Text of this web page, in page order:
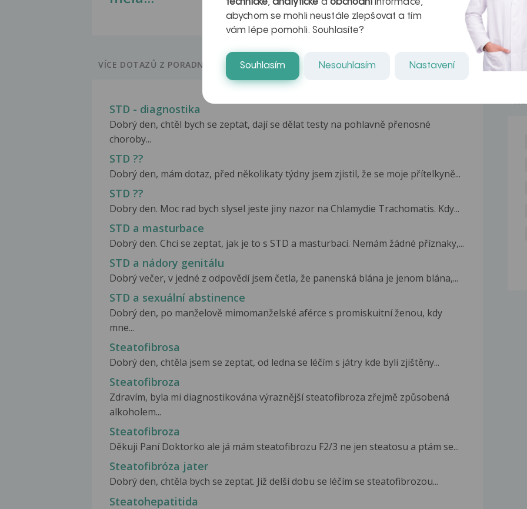
VÍCE DOTAZŮ Z PORADNY
STD - diagnostika
Dobrý den, chtěl bych se zeptat, dají se dělat testy na pohlavně přenosné
choroby...
STD ??
Dobrý den, mám dotaz, před několikaty týdny jsem zjistil, že se moje přítelkyně...
STD ??
Dobry den. Moc rad bych slysel jeste jiny nazor na Chlamydie Trachomatis. Kdy...
STD a masturbace
Dobrý den. Chci se zeptat, jak je to s STD a masturbací. Nemám žádné příznaky,...
STD a nádory genitálu
Dobrý večer, v jedné z odpovědí jsem četla, že panenská blána je jenom blána,...
STD a sexuální abstinence
Dobrý den, po manželově mimomanželské aférce s promiskuitní ženou, kdy
mne...
Steatofibrosa
Dobrý den, chtěla jsem se zeptat, od ledna se léčím s játry kde byli zjištěny...
Steatofibroza
Zdravím, byla mi diagnostikována výraznější steatofibroza zřejmě způsobená
alkoholem...
Steatofibroza
Děkuji Paní Doktorko ale já mám steatofibrozu F2/3 ne jen steatosu a ptám se...
Steatofibróza jater
Dobrý den, chtěla bych se zeptat. Již delší dobu se léčím se steatofibrozou...
Steatohepatitida
technické,analytické a obchodníinformace,
abychom se mohli neustále zlepšovat a tím
vám lépe pomohli. Souhlasíte?
Souhlasím Nesouhlasím Nastavení